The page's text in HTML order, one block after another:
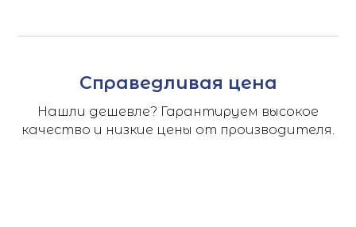
Справедливая цена
Нашли дешевле? Гарантируем высокое
качество и низкие цены от производителя.